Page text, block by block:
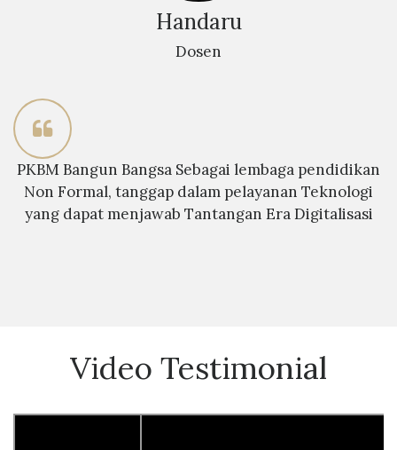
Handaru
Dosen
PKBM Bangun Bangsa Sebagai lembaga pendidikan
Non Formal, tanggap dalam pelayanan Teknologi
yang dapat menjawab Tantangan Era Digitalisasi
Video Testimonial